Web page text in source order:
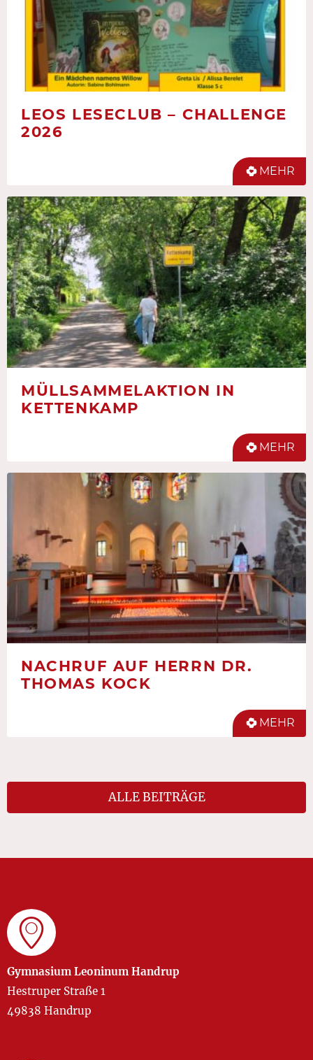
LEOS LESECLUB – CHALLENGE
2026
MEHR
MÜLLSAMMELAKTION IN
KETTENKAMP
MEHR
NACHRUF AUF HERRN DR.
THOMAS KOCK
MEHR
ALLE BEITRÄGE
Gymnasium Leoninum Handrup
Hestruper Straße 1
49838 Handrup